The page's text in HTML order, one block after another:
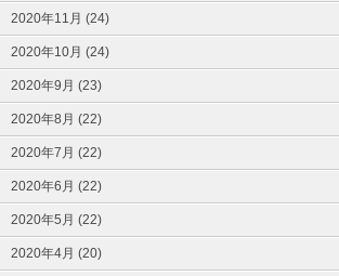
2020年11月 (24)
2020年10月 (24)
2020年9月 (23)
2020年8月 (22)
2020年7月 (22)
2020年6月 (22)
2020年5月 (22)
2020年4月 (20)